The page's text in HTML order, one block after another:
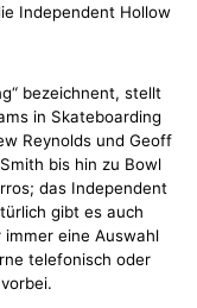
Independent Hollow
bezeichnent, stellt
in Skateboarding
Reynolds und Geoff
bis hin zu Bowl
das Independent
gibt es auch
eine Auswahl
telefonisch oder